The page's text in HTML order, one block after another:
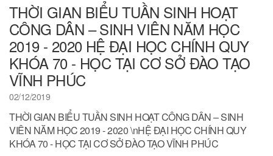
THỜI GIAN BIỂU TUẦN SINH HOẠT
CÔNG DÂN – SINH VIÊN NĂM HỌC
2019 - 2020 HỆ ĐẠI HỌC CHÍNH QUY
KHÓA 70 - HỌC TẠI CƠ SỞ ĐÀO TẠO
VĨNH PHÚC
02/12/2019
THỜI GIAN BIỂU TUẦN SINH HOẠT CÔNG DÂN – SINH
VIÊN NĂM HỌC 2019 - 2020 \nHỆ ĐẠI HỌC CHÍNH QUY
KHÓA 70 - HỌC TẠI CƠ SỞ ĐÀO TẠO VĨNH PHÚC